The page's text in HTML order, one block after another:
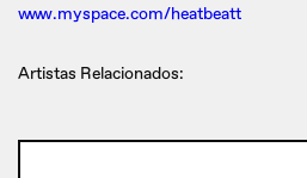
www.myspace.com/heatbeatt
Artistas Relacionados: